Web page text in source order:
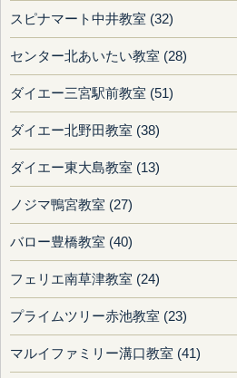
スピナマート中井教室 (32)
センター北あいたい教室 (28)
ダイエー三宮駅前教室 (51)
ダイエー北野田教室 (38)
ダイエー東大島教室 (13)
ノジマ鴨宮教室 (27)
バロー豊橋教室 (40)
フェリエ南草津教室 (24)
プライムツリー赤池教室 (23)
マルイファミリー溝口教室 (41)